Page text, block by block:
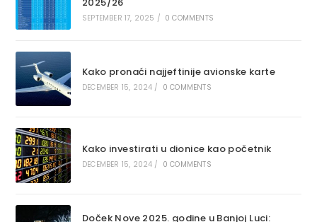
SEPTEMBER 17, 2025 / 0 COMMENTS
Kako pronaći najjeftinije avionske karte
DECEMBER 15, 2024 / 0 COMMENTS
Kako investirati u dionice kao početnik
DECEMBER 15, 2024 / 0 COMMENTS
Doček Nove 2025. godine u Banjoj Luci: